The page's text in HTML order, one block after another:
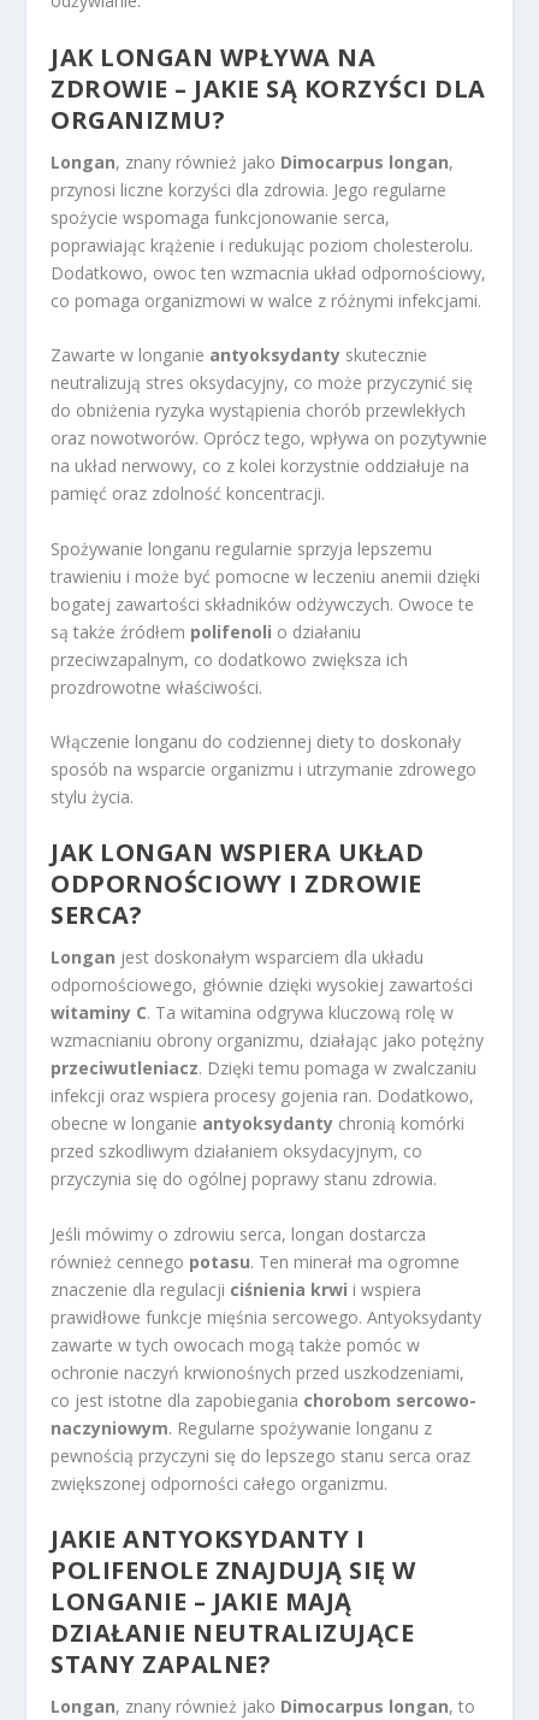
JAK LONGAN WPŁYWA NA
ZDROWIE – JAKIE SĄ KORZYŚCI DLA
ORGANIZMU?
Longan, znany również jako Dimocarpus longan,
przynosi liczne korzyści dla zdrowia. Jego regularne
spożycie wspomaga funkcjonowanie serca,
poprawiając krążenie i redukując poziom cholesterolu.
Dodatkowo, owoc ten wzmacnia układ odpornościowy,
co pomaga organizmowi w walce z różnymi infekcjami.
Zawarte w longanie antyoksydanty skutecznie
neutralizują stres oksydacyjny, co może przyczynić się
do obniżenia ryzyka wystąpienia chorób przewlekłych
oraz nowotworów. Oprócz tego, wpływa on pozytywnie
na układ nerwowy, co z kolei korzystnie oddziałuje na
pamięć oraz zdolność koncentracji.
Spożywanie longanu regularnie sprzyja lepszemu
trawieniu i może być pomocne w leczeniu anemii dzięki
bogatej zawartości składników odżywczych. Owoce te
są także źródłem polifenoli o działaniu
przeciwzapalnym, co dodatkowo zwiększa ich
prozdrowotne właściwości.
Włączenie longanu do codziennej diety to doskonały
sposób na wsparcie organizmu i utrzymanie zdrowego
stylu życia.
JAK LONGAN WSPIERA UKŁAD
ODPORNOŚCIOWY I ZDROWIE
SERCA?
Longan jest doskonałym wsparciem dla układu
odpornościowego, głównie dzięki wysokiej zawartości
witaminy C. Ta witamina odgrywa kluczową rolę w
wzmacnianiu obrony organizmu, działając jako potężny
przeciwutleniacz. Dzięki temu pomaga w zwalczaniu
infekcji oraz wspiera procesy gojenia ran. Dodatkowo,
obecne w longanie antyoksydanty chronią komórki
przed szkodliwym działaniem oksydacyjnym, co
przyczynia się do ogólnej poprawy stanu zdrowia.
Jeśli mówimy o zdrowiu serca, longan dostarcza
również cennego potasu. Ten minerał ma ogromne
znaczenie dla regulacji ciśnienia krwi i wspiera
prawidłowe funkcje mięśnia sercowego. Antyoksydanty
zawarte w tych owocach mogą także pomóc w
ochronie naczyń krwionośnych przed uszkodzeniami,
co jest istotne dla zapobiegania chorobom sercowo-
naczyniowym. Regularne spożywanie longanu z
pewnością przyczyni się do lepszego stanu serca oraz
zwiększonej odporności całego organizmu.
JAKIE ANTYOKSYDANTY I
POLIFENOLE ZNAJDUJĄ SIĘ W
LONGANIE – JAKIE MAJĄ
DZIAŁANIE NEUTRALIZUJĄCE
STANY ZAPALNE?
Longan, znany również jako Dimocarpus longan, to